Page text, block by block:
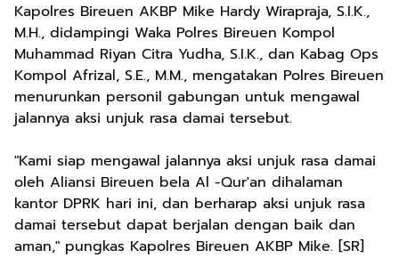
Kapolres Bireuen AKBP Mike Hardy Wirapraja, S.I.K.,
M.H., didampingi Waka Polres Bireuen Kompol
Muhammad Riyan Citra Yudha, S.I.K., dan Kabag Ops
Kompol Afrizal, S.E., M.M., mengatakan Polres Bireuen
menurunkan personil gabungan untuk mengawal
jalannya aksi unjuk rasa damai tersebut.
"Kami siap mengawal jalannya aksi unjuk rasa damai
oleh Aliansi Bireuen bela Al -Qur'an dihalaman
kantor DPRK hari ini, dan berharap aksi unjuk rasa
damai tersebut dapat berjalan dengan baik dan
aman," pungkas Kapolres Bireuen AKBP Mike. [SR]